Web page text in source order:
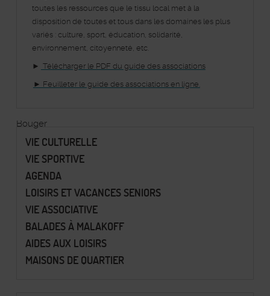
toutes les ressources que le tissu local met à la
disposition de toutes et tous dans les domaines les plus
variés : culture, sport, éducation, solidarité,
environnement, citoyenneté, etc.
► Télécharger le PDF du guide des associations
► Feuilleter le guide des associations en ligne.
Bouger
VIE CULTURELLE
VIE SPORTIVE
AGENDA
LOISIRS ET VACANCES SENIORS
VIE ASSOCIATIVE
BALADES À MALAKOFF
AIDES AUX LOISIRS
MAISONS DE QUARTIER